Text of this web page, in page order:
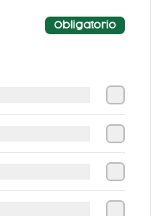
Obligatorio